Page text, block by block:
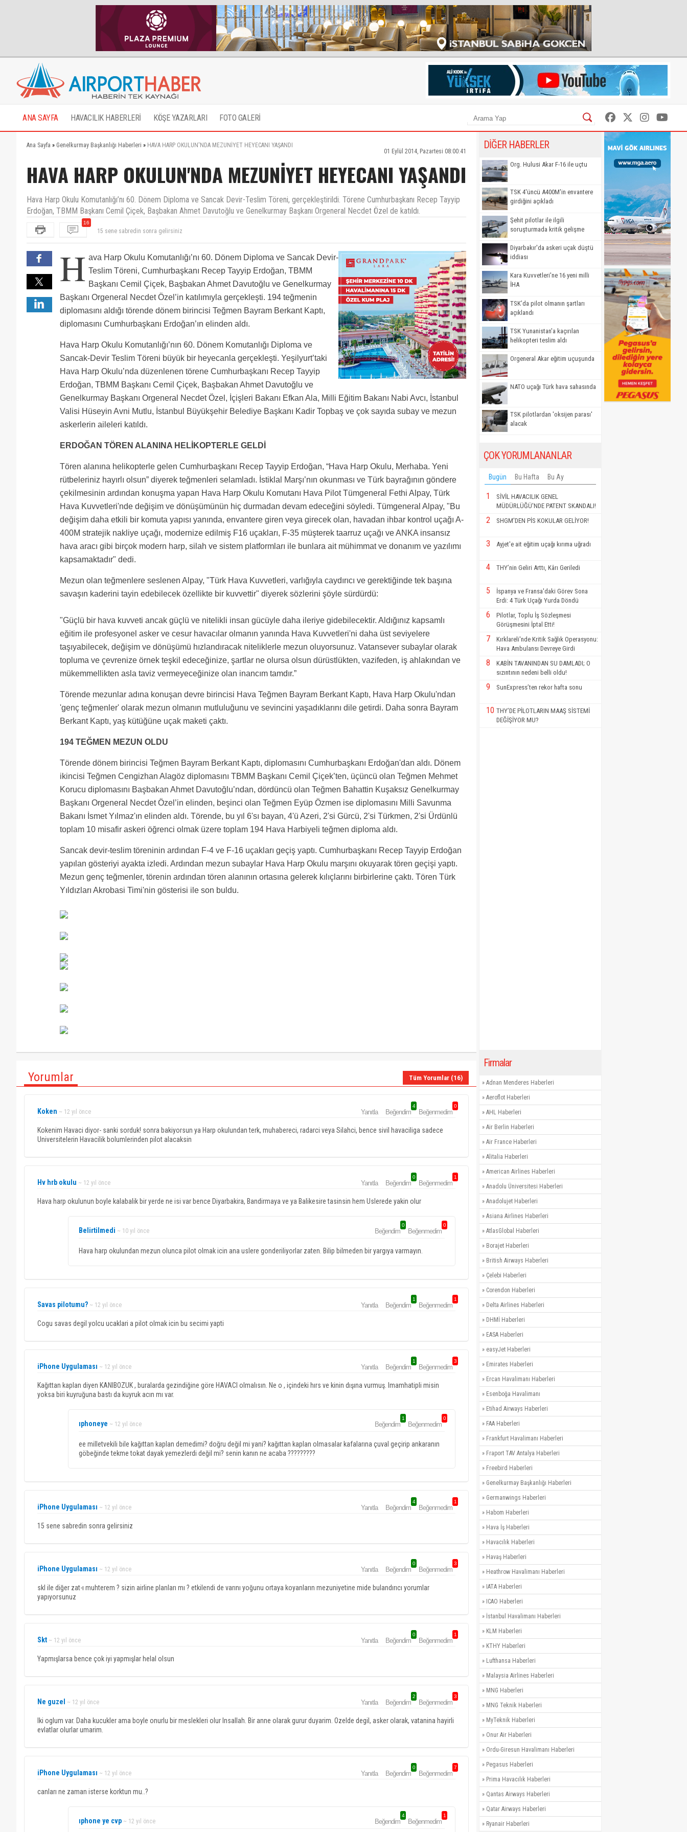
ANA SAYFA HAVACILIK HABERLERİ KÖŞE YAZARLARI FOTO GALERİ
Ana Sayfa » Genelkurmay Başkanlığı Haberleri » HAVA HARP OKULUN'NDA MEZUNİYET HEYECANI YAŞANDI
01 Eylül 2014, Pazartesi 08:00:41
HAVA HARP OKULUN'NDA MEZUNİYET HEYECANI YAŞANDI
Hava Harp Okulu Komutanlığı’nı 60. Dönem Diploma ve Sancak Devir-Teslim Töreni, gerçekleştirildi. Törene Cumhurbaşkanı Recep Tayyip
Erdoğan, TBMM Başkanı Cemil Çiçek, Başbakan Ahmet Davutoğlu ve Genelkurmay Başkanı Orgeneral Necdet Özel de katıldı.
16
skl ile diğer zat-ı muhterem ? sizin airline planları mı ? etkilendi de varını yoğunu ortaya koyanların mezuniyetine mide bulandırıcı yorumlar
Iki oglum var. Daha kucukler ama boyle onurlu bir meslekleri olur Insallah. Bir anne olarak gurur duyarim. Ozelde degil, asker olarak, vatanina
hayirli evlatlar olurlar umarim.
canları ne zaman isterse korktun mu..?
Nezaman saglık sorunum var deyip istafa edip pegasusa CV verecekler acaba ?
Kokenim Havaci diyor- sanki sorduk! sonra bakiyorsun ya Harp okulundan terk, muhabereci, radarci veya Silahci, bence sivil havaciliga
sadece Universitelerin Havacilik bolumlerinden pilot alacaksin
Hava harp okulunun boyle kalabalik bir yerde ne isi var bence Diyarbakira, Bandirmaya ve ya Balikesire tasinsin hem Uslerede yakin olur
Cogu savas degil yolcu ucaklari a pilot olmak icin bu secimi yapti
Kağıttan kaplan diyen KANIBOZUK , buralarda gezindiğine göre HAVACI olmalısın. Ne o , içindeki hırs ve kinin dışına vurmuş. Imamhatipli misin
yoksa biri kuyruğuna bastı da kuyruk acın mı var.
H ava Harp Okulu Komutanlığı’nı 60. Dönem Diploma ve Sancak Devir-
Teslim Töreni, Cumhurbaşkanı Recep Tayyip Erdoğan, TBMM
Başkanı Cemil Çiçek, Başbakan Ahmet Davutoğlu ve Genelkurmay
Başkanı Orgeneral Necdet Özel’in katılımıyla gerçekleşti. 194 teğmenin
diplomasını aldığı törende dönem birincisi Teğmen Bayram Berkant Kaptı,
diplomasını Cumhurbaşkanı Erdoğan’ın elinden aldı.
Hava Harp Okulu Komutanlığı’nın 60. Dönem Komutanlığı Diploma ve
Sancak-Devir Teslim Töreni büyük bir heyecanla gerçekleşti. Yeşilyurt’taki
Hava Harp Okulu’nda düzenlenen törene Cumhurbaşkanı Recep Tayyip
Erdoğan, TBMM Başkanı Cemil Çiçek, Başbakan Ahmet Davutoğlu ve
Genelkurmay Başkanı Orgeneral Necdet Özel, İçişleri Bakanı Efkan Ala, Milli Eğitim Bakanı Nabi Avcı, İstanbul
Valisi Hüseyin Avni Mutlu, İstanbul Büyükşehir Belediye Başkanı Kadir Topbaş ve çok sayıda subay ve mezun
askerlerin aileleri katıldı.
ERDOĞAN TÖREN ALANINA HELİKOPTERLE GELDİ
Tören alanına helikopterle gelen Cumhurbaşkanı Recep Tayyip Erdoğan, “Hava Harp Okulu, Merhaba. Yeni
rütbeleriniz hayırlı olsun” diyerek teğmenleri selamladı. İstiklal Marşı’nın okunması ve Türk bayrağının göndere
çekilmesinin ardından konuşma yapan Hava Harp Okulu Komutanı Hava Pilot Tümgeneral Fethi Alpay, Türk
Hava Kuvvetleri'nde değişim ve dönüşümünün hiç durmadan devam edeceğini söyledi. Tümgeneral Alpay, "Bu
değişim daha etkili bir komuta yapısı yanında, envantere giren veya girecek olan, havadan ihbar kontrol uçağı A-
400M stratejik nakliye uçağı, modernize edilmiş F16 uçakları, F-35 müşterek taarruz uçağı ve ANKA insansız
hava aracı gibi birçok modern harp, silah ve sistem platformları ile bunlara ait mühimmat ve donanım ve yazılımı
kapsamaktadır" dedi.
Mezun olan teğmenlere seslenen Alpay, "Türk Hava Kuvvetleri, varlığıyla caydırıcı ve gerektiğinde tek başına
savaşın kaderini tayin edebilecek özellikte bir kuvvettir" diyerek sözlerini şöyle sürdürdü:
"Güçlü bir hava kuvveti ancak güçlü ve nitelikli insan gücüyle daha ileriye gidebilecektir. Aldığınız kapsamlı
eğitim ile profesyonel asker ve cesur havacılar olmanın yanında Hava Kuvvetleri'ni daha üst seviyelere
taşıyabilecek, değişim ve dönüşümü hızlandıracak niteliklerle mezun oluyorsunuz. Vatansever subaylar olarak
topluma ve çevrenize örnek teşkil edeceğinize, şartlar ne olursa olsun dürüstlükten, vazifeden, iş ahlakından ve
mükemmellikten asla taviz vermeyeceğinize olan inancım tamdır.”
Törende mezunlar adına konuşan devre birincisi Hava Teğmen Bayram Berkant Kaptı, Hava Harp Okulu'ndan
'genç teğmenler' olarak mezun olmanın mutluluğunu ve sevincini yaşadıklarını dile getirdi. Daha sonra Bayram
Berkant Kaptı, yaş kütüğüne uçak maketi çaktı.
194 TEĞMEN MEZUN OLDU
Törende dönem birincisi Teğmen Bayram Berkant Kaptı, diplomasını Cumhurbaşkanı Erdoğan'dan aldı. Dönem
ikincisi Teğmen Cengizhan Alagöz diplomasını TBMM Başkanı Cemil Çiçek’ten, üçüncü olan Teğmen Mehmet
Korucu diplomasını Başbakan Ahmet Davutoğlu’ndan, dördüncü olan Teğmen Bahattin Kuşaksız Genelkurmay
Başkanı Orgeneral Necdet Özel’in elinden, beşinci olan Teğmen Eyüp Özmen ise diplomasını Milli Savunma
Bakanı İsmet Yılmaz'ın elinden aldı. Törende, bu yıl 6'sı bayan, 4'ü Azeri, 2'si Gürcü, 2'si Türkmen, 2'si Ürdünlü
toplam 10 misafir askeri öğrenci olmak üzere toplam 194 Hava Harbiyeli teğmen diploma aldı.
Sancak devir-teslim töreninin ardından F-4 ve F-16 uçakları geçiş yaptı. Cumhurbaşkanı Recep Tayyip Erdoğan
yapılan gösteriyi ayakta izledi. Ardından mezun subaylar Hava Harp Okulu marşını okuyarak tören geçişi yaptı.
Mezun genç teğmenler, törenin ardından tören alanının ortasına gelerek kılıçlarını birbirlerine çaktı. Tören Türk
Yıldızları Akrobasi Timi'nin gösterisi ile son buldu.
Yorumlar Tüm Yorumlar (16)
Koken ~ 12 yıl önce Yanıtla Beğendim
4
Beğenmedim
0
Kokenim Havaci diyor- sanki sorduk! sonra bakiyorsun ya Harp okulundan terk, muhabereci, radarci veya Silahci, bence sivil havaciliga sadece
Universitelerin Havacilik bolumlerinden pilot alacaksin
Hv hrb okulu ~ 12 yıl önce Yanıtla Beğendim
0
Beğenmedim
1
Hava harp okulunun boyle kalabalik bir yerde ne isi var bence Diyarbakira, Bandirmaya ve ya Balikesire tasinsin hem Uslerede yakin olur
Belirtilmedi ~ 10 yıl önce Beğendim
0
Beğenmedim
0
Hava harp okulundan mezun olunca pilot olmak icin ana uslere gonderiliyorlar zaten. Bilip bilmeden bir yargıya varmayın.
Savas pilotumu? ~ 12 yıl önce Yanıtla Beğendim
1
Beğenmedim
1
Cogu savas degil yolcu ucaklari a pilot olmak icin bu secimi yapti
iPhone Uygulaması ~ 12 yıl önce Yanıtla Beğendim
1
Beğenmedim
3
Kağıttan kaplan diyen KANIBOZUK , buralarda gezindiğine göre HAVACI olmalısın. Ne o , içindeki hırs ve kinin dışına vurmuş. Imamhatipli misin
yoksa biri kuyruğuna bastı da kuyruk acın mı var.
ıphoneye ~ 12 yıl önce Beğendim
1
Beğenmedim
0
ee milletvekili bile kağıttan kaplan demedimi? doğru değil mi yani? kağıttan kaplan olmasalar kafalarına çuval geçirip ankaranın
göbeğinde tekme tokat dayak yemezlerdi değil mi? senin kanın ne acaba ?????????
iPhone Uygulaması ~ 12 yıl önce Yanıtla Beğendim
4
Beğenmedim
1
15 sene sabredin sonra gelirsiniz
iPhone Uygulaması ~ 12 yıl önce Yanıtla Beğendim
0
Beğenmedim
3
skl ile diğer zat-ı muhterem ? sizin airline planları mı ? etkilendi de varını yoğunu ortaya koyanların mezuniyetine mide bulandırıcı yorumlar
yapıyorsunuz
Skt ~ 12 yıl önce Yanıtla Beğendim
0
Beğenmedim
1
Yapmışlarsa bence çok iyi yapmışlar helal olsun
Ne guzel ~ 12 yıl önce Yanıtla Beğendim
2
Beğenmedim
3
Iki oglum var. Daha kucukler ama boyle onurlu bir meslekleri olur Insallah. Bir anne olarak gurur duyarim. Ozelde degil, asker olarak, vatanina hayirli
evlatlar olurlar umarim.
iPhone Uygulaması ~ 12 yıl önce Yanıtla Beğendim
0
Beğenmedim
7
canları ne zaman isterse korktun mu..?
ıphone ye cvp ~ 12 yıl önce Beğendim
4
Beğenmedim
1
DİĞER HABERLER
Org. Hulusi Akar F-16 ile uçtu
TSK 4'üncü A400M'in envantere
girdiğini açıkladı
Şehit pilotlar ile ilgili
soruşturmada kritik gelişme
Diyarbakır'da askeri uçak düştü
iddiası
Kara Kuvvetleri'ne 16 yeni milli
İHA
TSK’da pilot olmanın şartları
açıklandı
TSK Yunanistan'a kaçırılan
helikopteri teslim aldı
Orgeneral Akar eğitim uçuşunda
NATO uçağı Türk hava sahasında
TSK pilotlardan 'oksijen parası'
alacak
ÇOK YORUMLANANLAR
Bugün Bu Hafta Bu Ay
1
SİVİL HAVACILIK GENEL
MÜDÜRLÜĞÜ'NDE PATENT SKANDALI!
2 SHGM'DEN PİS KOKULAR GELİYOR!
3 Ayjet'e ait eğitim uçağı kırıma uğradı
4 THY’nin Geliri Arttı, Kârı Geriledi
5
İspanya ve Fransa'daki Görev Sona
Erdi: 4 Türk Uçağı Yurda Döndü
6
Pilotlar, Toplu İş Sözleşmesi
Görüşmesini İptal Etti!
7
Kırklareli'nde Kritik Sağlık Operasyonu:
Hava Ambulansı Devreye Girdi
8
KABİN TAVANINDAN SU DAMLADI; O
sızıntının nedeni belli oldu!
9 SunExpress’ten rekor hafta sonu
10 THY’DE PİLOTLARIN MAAŞ SİSTEMİ
DEĞİŞİYOR MU?
Firmalar
» Adnan Menderes Haberleri
» Aeroflot Haberleri
» AHL Haberleri
» Air Berlin Haberleri
» Air France Haberleri
» Alitalia Haberleri
» American Airlines Haberleri
» Anadolu Üniversitesi Haberleri
» Anadolujet Haberleri
» Asiana Airlines Haberleri
» AtlasGlobal Haberleri
» Borajet Haberleri
» British Airways Haberleri
» Çelebi Haberleri
» Corendon Haberleri
» Delta Airlines Haberleri
» DHMİ Haberleri
» EASA Haberleri
» easyJet Haberleri
» Emirates Haberleri
» Ercan Havalimanı Haberleri
» Esenboğa Havalimanı
» Etihad Airways Haberleri
» FAA Haberleri
» Frankfurt Havalimanı Haberleri
» Fraport TAV Antalya Haberleri
» Freebird Haberleri
» Genelkurmay Başkanlığı Haberleri
» Germanwings Haberleri
» Habom Haberleri
» Hava İş Haberleri
» Havacılık Haberleri
» Havaş Haberleri
» Heathrow Havalimanı Haberleri
» IATA Haberleri
» ICAO Haberleri
» İstanbul Havalimanı Haberleri
» KLM Haberleri
» KTHY Haberleri
» Lufthansa Haberleri
» Malaysia Airlines Haberleri
» MNG Haberleri
» MNG Teknik Haberleri
» MyTeknik Haberleri
» Onur Air Haberleri
» Ordu-Giresun Havalimanı Haberleri
» Pegasus Haberleri
» Prima Havacılık Haberleri
» Qantas Airways Haberleri
» Qatar Airways Haberleri
» Ryanair Haberleri